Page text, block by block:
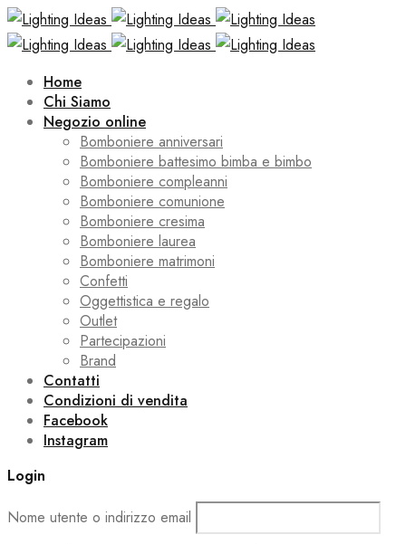
Home
Chi Siamo
Negozio online
Bomboniere anniversari
Bomboniere battesimo bimba e bimbo
Bomboniere compleanni
Bomboniere comunione
Bomboniere cresima
Bomboniere laurea
Bomboniere matrimoni
Confetti
Oggettistica e regalo
Outlet
Partecipazioni
Brand
Contatti
Condizioni di vendita
Facebook
Instagram
Login
Nome utente o indirizzo email